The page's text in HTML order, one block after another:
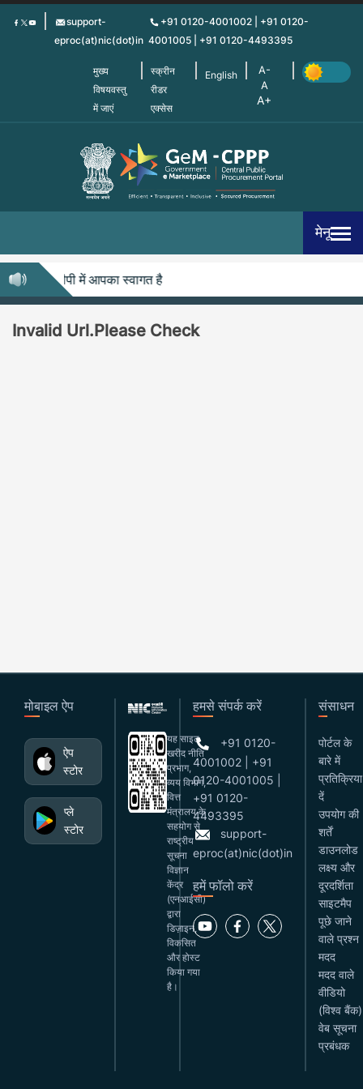
Skip
support-
eproc(at)nic(dot)in
+91 0120-4001002 | +91 0120-
4001005 | +91 0120-4493395
मुख्य
विषयवस्तु
में जाएं
स्क्रीन
रीडर
एक्सेस
English
मेनू
जेम-सीपीपीपी में आपका स्वागत है
Invalid Url.Please Check
मोबाइल ऐप
ऐप
स्टोर
प्ले
स्टोर
यह साइट
खरीद नीति
प्रभाग,
व्यय विभाग,
वित्त
मंत्रालय के
सहयोग से
राष्ट्रीय
सूचना
विज्ञान
केंद्र
(एनआईसी)
द्वारा
डिज़ाइन,
विकसित
और होस्ट
किया गया
है।
हमसे संपर्क करें
+91 0120-
4001002 | +91
0120-4001005 |
+91 0120-
4493395
support-
eproc(at)nic(dot)in
हमें फॉलो करें
संसाधन
पोर्टल के
बारे में
प्रतिक्रिया
दें
उपयोग की
शर्तें
डाउनलोड
लक्ष्य और
दूरदर्शिता
साइटमैप
पूछे जाने
वाले प्रश्न
मदद
मदद वाले
वीडियो
(विश्व बैंक)
वेब सूचना
प्रबंधक